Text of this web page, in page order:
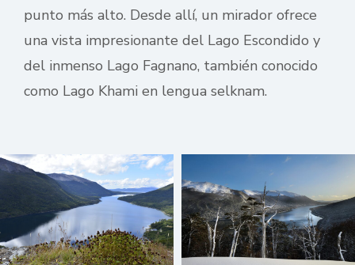
punto más alto. Desde allí, un mirador ofrece
una vista impresionante del Lago Escondido y
del inmenso Lago Fagnano, también conocido
como Lago Khami en lengua selknam.